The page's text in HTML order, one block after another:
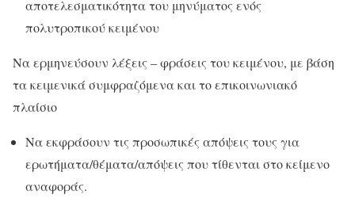
αποτελεσματικότητα του μηνύματος ενός
πολυτροπικούκειμένου
Να ερμηνεύσουν λέξεις – φράσεις του κειμένου, με βάση
τα κειμενικά συμφραζόμενα και το επικοινωνιακό
πλαίσιο
Να εκφράσουν τις προσωπικές απόψεις τους για
ερωτήματα/θέματα/απόψεις που τίθενται στο κείμενο
αναφοράς.